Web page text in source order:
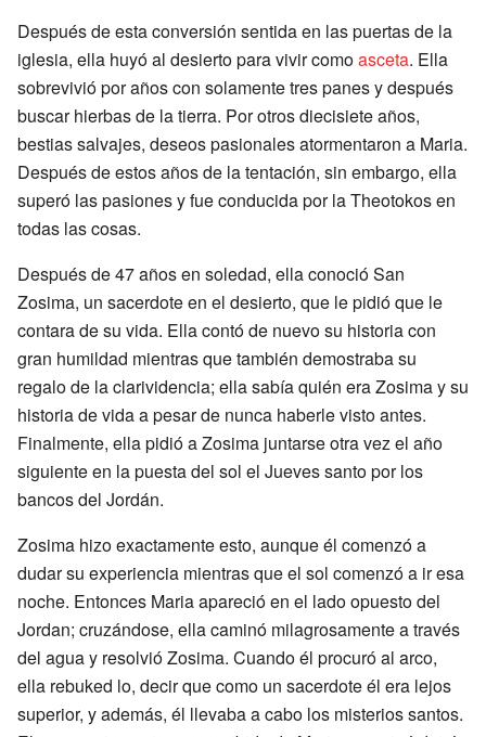
Después de esta conversión sentida en las puertas de la
iglesia, ella huyó al desierto para vivir comoasceta. Ella
sobrevivió por años con solamente tres panes y después
buscar hierbas de la tierra. Por otros diecisiete años,
bestias salvajes, deseos pasionales atormentaron a Maria.
Después de estos años de la tentación, sin embargo, ella
superó las pasiones y fue conducida por la Theotokos en
todas las cosas.
Después de 47 años en soledad, ella conoció San
Zosima, un sacerdote en el desierto, que le pidió que le
contara de su vida. Ella contó de nuevo su historia con
gran humildad mientras que también demostraba su
regalo de la clarividencia; ella sabía quién era Zosima y su
historia de vida a pesar de nunca haberle visto antes.
Finalmente, ella pidió a Zosima juntarse otra vez el año
siguiente en la puesta del sol el Jueves santo por los
bancos del Jordán.
Zosima hizo exactamente esto, aunque él comenzó a
dudar su experiencia mientras que el sol comenzó a ir esa
noche. Entonces Maria apareció en el lado opuesto del
Jordan; cruzándose, ella caminó milagrosamente a través
del agua y resolvió Zosima. Cuando él procuró al arco,
ella rebuked lo, decir que como un sacerdote él era lejos
superior, y además, él llevaba a cabo los misterios santos.